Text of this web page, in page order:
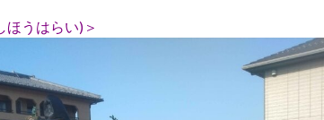
ほうはらい)＞